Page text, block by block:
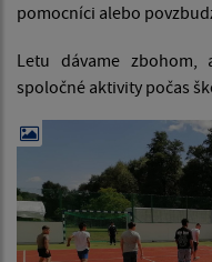
pomocníci alebo
Letu dávame
spoločné aktivity počas